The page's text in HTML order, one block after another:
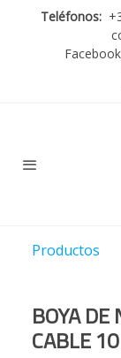
Teléfonos:
Facebook
Productos
BOYA DE
CABLE